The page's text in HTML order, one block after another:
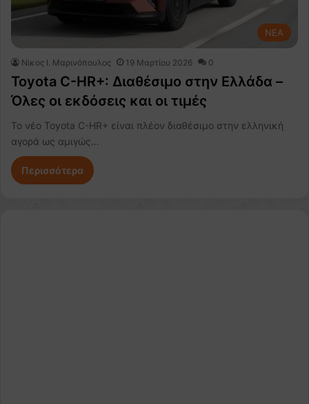
NEA
Nίκος Ι. Mαρινόπουλος 19 Μαρτίου 2026 0
Toyota C-HR+: Διαθέσιμο στην Ελλάδα –
Όλες οι εκδόσεις και οι τιμές
Το νέο Toyota C-HR+ είναι πλέον διαθέσιμο στην ελληνική
αγορά ως αμιγώς…
Περισσότερα